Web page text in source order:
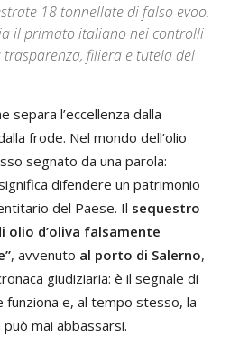
18 tonnellate di falso evoo.
il primato italiano nei controlli
filiera e tutela del
separa l’eccellenza dalla
frode. Nel mondo dell’olio
segnato da una parola:
difendere un patrimonio
del Paese. Il sequestro
olio d’oliva falsamente
, avvenuto al porto di Salerno,
giudiziaria: è il segnale di
funziona e, al tempo stesso, la
mai abbassarsi.